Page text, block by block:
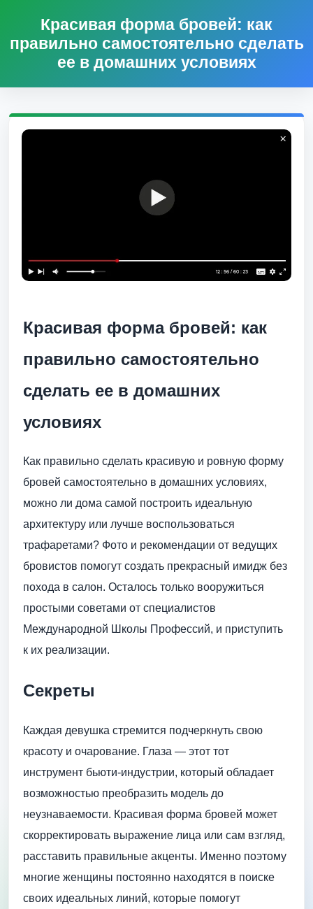
Красивая форма бровей: как
правильно самостоятельно сделать
ее в домашних условиях
Красивая форма бровей: как
правильно самостоятельно
сделать ее в домашних
условиях
Как правильно сделать красивую и ровную форму
бровей самостоятельно в домашних условиях,
можно ли дома самой построить идеальную
архитектуру или лучше воспользоваться
трафаретами? Фото и рекомендации от ведущих
бровистов помогут создать прекрасный имидж без
похода в салон. Осталось только вооружиться
простыми советами от специалистов
Международной Школы Профессий, и приступить
к их реализации.
Секреты
Каждая девушка стремится подчеркнуть свою
красоту и очарование. Глаза — этот тот
инструмент бьюти-индустрии, который обладает
возможностью преобразить модель до
неузнаваемости. Красивая форма бровей может
скорректировать выражение лица или сам взгляд,
расставить правильные акценты. Именно поэтому
многие женщины постоянно находятся в поиске
своих идеальных линий, которые помогут